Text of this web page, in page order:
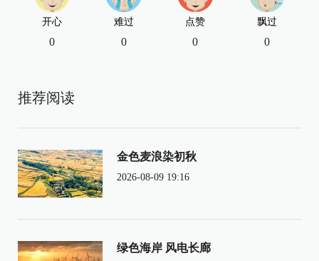
开心
0
难过
0
点赞
0
飘过
0
推荐阅读
金色麦浪染初秋
2026-08-09 19:16
绿色海岸 风电长廊